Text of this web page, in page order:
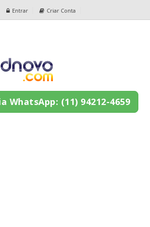
Entrar Criar Conta
WhatsApp: (11) 94212-4659